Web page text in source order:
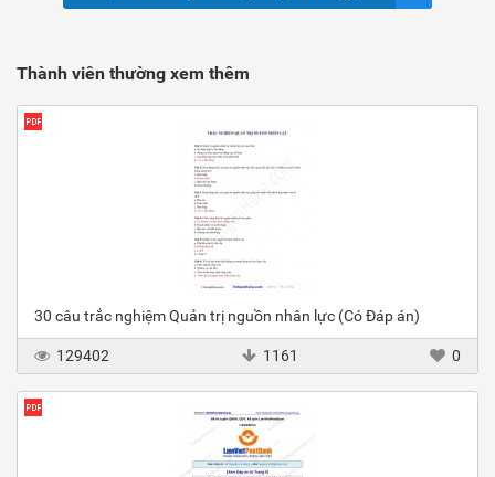
Thành viên thường xem thêm
30 câu trắc nghiệm Quản trị nguồn nhân lực (Có Đáp án)
129402 1161 0